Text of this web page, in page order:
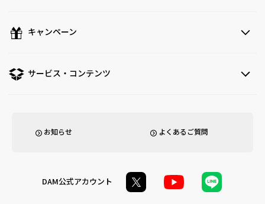
キャンペーン
サービス・コンテンツ
お知らせ よくあるご質問
DAM公式アカウント